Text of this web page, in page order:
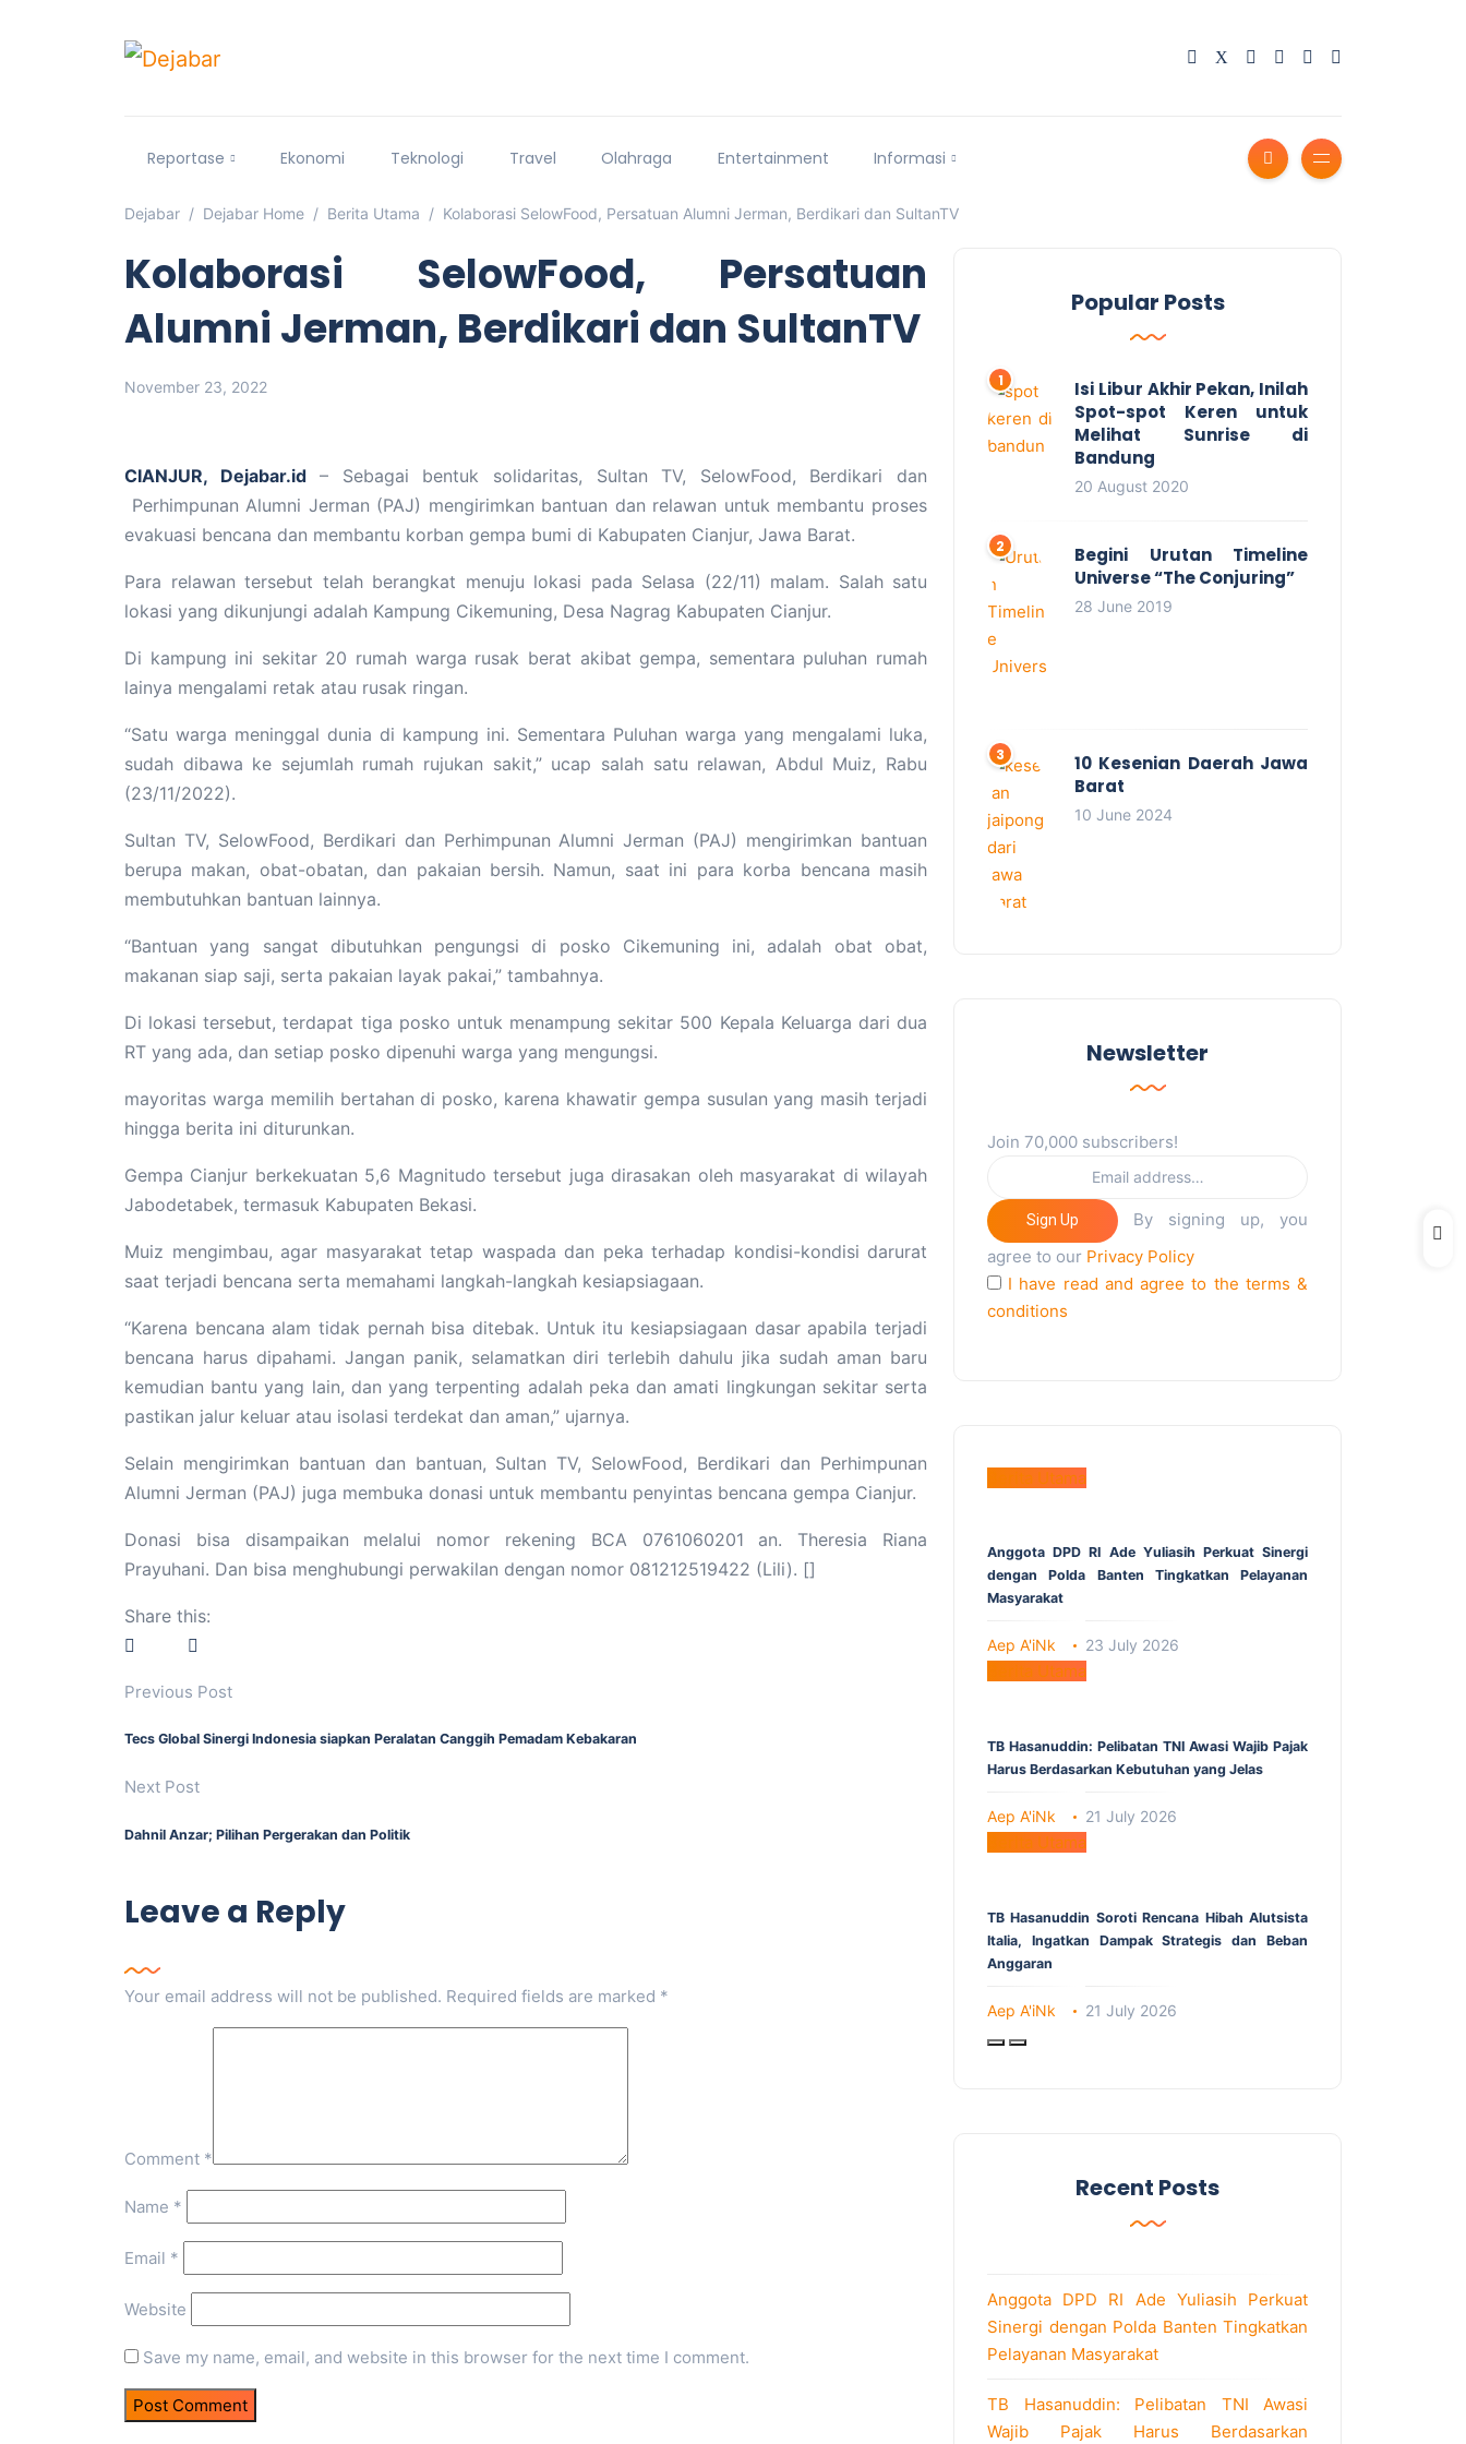
Reportase Ekonomi Teknologi Travel Olahraga Entertainment Informasi
Dejabar Dejabar Home Berita Utama Kolaborasi SelowFood, Persatuan Alumni Jerman, Berdikari dan SultanTV
Kolaborasi SelowFood, Persatuan
Alumni Jerman, Berdikari dan SultanTV
November 23, 2022
CIANJUR, Dejabar.id– Sebagai bentuk solidaritas, Sultan TV, SelowFood, Berdikari dan
Perhimpunan Alumni Jerman (PAJ) mengirimkan bantuan dan relawan untuk membantu proses
evakuasi bencana dan membantu korban gempa bumi di Kabupaten Cianjur, Jawa Barat.
Para relawan tersebut telah berangkat menuju lokasi pada Selasa (22/11) malam. Salah satu
lokasi yang dikunjungi adalah Kampung Cikemuning, Desa Nagrag Kabupaten Cianjur.
Di kampung ini sekitar 20 rumah warga rusak berat akibat gempa, sementara puluhan rumah
lainya mengalami retak atau rusak ringan.
“Satu warga meninggal dunia di kampung ini. Sementara Puluhan warga yang mengalami luka,
sudah dibawa ke sejumlah rumah rujukan sakit,” ucap salah satu relawan, Abdul Muiz, Rabu
(23/11/2022).
Sultan TV, SelowFood, Berdikari dan Perhimpunan Alumni Jerman (PAJ) mengirimkan bantuan
berupa makan, obat-obatan, dan pakaian bersih. Namun, saat ini para korba bencana masih
membutuhkan bantuan lainnya.
“Bantuan yang sangat dibutuhkan pengungsi di posko Cikemuning ini, adalah obat obat,
makanan siap saji, serta pakaian layak pakai,” tambahnya.
Di lokasi tersebut, terdapat tiga posko untuk menampung sekitar 500 Kepala Keluarga dari dua
RT yang ada, dan setiap posko dipenuhi warga yang mengungsi.
mayoritas warga memilih bertahan di posko, karena khawatir gempa susulan yang masih terjadi
hingga berita ini diturunkan.
Gempa Cianjur berkekuatan 5,6 Magnitudo tersebut juga dirasakan oleh masyarakat di wilayah
Jabodetabek, termasuk Kabupaten Bekasi.
Muiz mengimbau, agar masyarakat tetap waspada dan peka terhadap kondisi-kondisi darurat
saat terjadi bencana serta memahami langkah-langkah kesiapsiagaan.
“Karena bencana alam tidak pernah bisa ditebak. Untuk itu kesiapsiagaan dasar apabila terjadi
bencana harus dipahami. Jangan panik, selamatkan diri terlebih dahulu jika sudah aman baru
kemudian bantu yang lain, dan yang terpenting adalah peka dan amati lingkungan sekitar serta
pastikan jalur keluar atau isolasi terdekat dan aman,” ujarnya.
Selain mengirimkan bantuan dan bantuan, Sultan TV, SelowFood, Berdikari dan Perhimpunan
Alumni Jerman (PAJ) juga membuka donasi untuk membantu penyintas bencana gempa Cianjur.
Donasi bisa disampaikan melalui nomor rekening BCA 0761060201 an. Theresia Riana
Prayuhani. Dan bisa menghubungi perwakilan dengan nomor 081212519422 (Lili). []
Share this:
Previous Post
Tecs Global Sinergi Indonesia siapkan Peralatan Canggih Pemadam Kebakaran
Next Post
Dahnil Anzar; Pilihan Pergerakan dan Politik
Leave a Reply
Your email address will not be published. Required fields are marked *
Comment *
Name *
Email *
Website
Save my name, email, and website in this browser for the next time I comment.
Popular Posts
Isi Libur Akhir Pekan, Inilah
Spot-spot Keren untuk
Melihat Sunrise di
Bandung
20 August 2020
Begini Urutan Timeline
Universe “The Conjuring”
28 June 2019
10 Kesenian Daerah Jawa
Barat
10 June 2024
Newsletter
Join 70,000 subscribers!
Sign Up
By signing up, you
agree to our Privacy Policy
I have read and agree to the terms &
conditions
Berita Utama
Anggota DPD RI Ade Yuliasih Perkuat Sinergi
dengan Polda Banten Tingkatkan Pelayanan
Masyarakat
Aep A'iNk 23 July 2026
Berita Utama
TB Hasanuddin: Pelibatan TNI Awasi Wajib Pajak
Harus Berdasarkan Kebutuhan yang Jelas
Aep A'iNk 21 July 2026
Berita Utama
TB Hasanuddin Soroti Rencana Hibah Alutsista
Italia, Ingatkan Dampak Strategis dan Beban
Anggaran
Aep A'iNk 21 July 2026
Recent Posts
Anggota DPD RI Ade Yuliasih Perkuat
Sinergi dengan Polda Banten Tingkatkan
Pelayanan Masyarakat
TB Hasanuddin: Pelibatan TNI Awasi
Wajib Pajak Harus Berdasarkan